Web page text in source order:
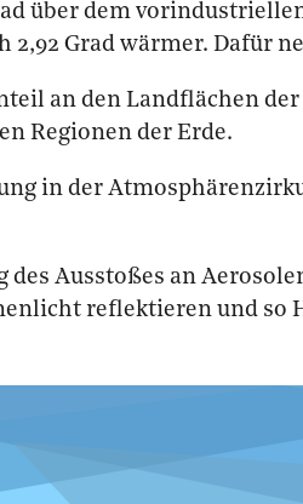
über dem
Grad wärmer. Dafür
an den Landflächen
Regionen der Erde.
in der
des Ausstoßes an
reflektieren und so